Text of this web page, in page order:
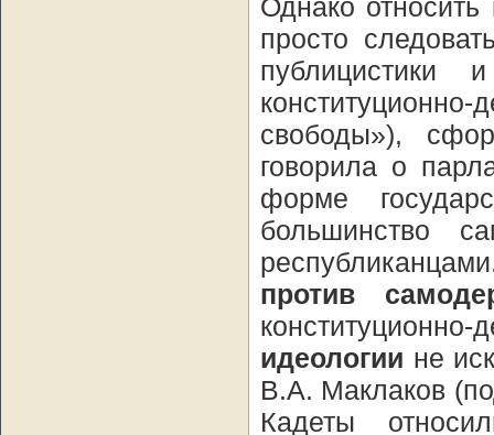
Однако относить
просто
публицистики
свободы»),
говорила о
форме
большинство
против
идеологии не
В.А. Маклаков
Кадеты